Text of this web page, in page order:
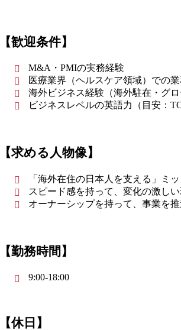
歓迎条件】
M&A・PMIの実務経験
医療業界（ヘルスケア領域）での
海外ビジネス経験（海外駐在・グ
ビジネスレベルの英語力（目安：
求める人物像】
「海外在住の日本人を支える」ミ
スピード感を持って、変化の激し
オーナーシップを持って、事業を
勤務時間】
9:00-18:00
休日】